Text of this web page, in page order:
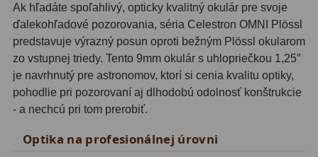
Hľadáčiky25
Binohlavy3
Kolimátory
Svietidlá5
Ak hľadáte spoľahlivý, opticky kvalitný okulár pre svoje
ďalekohľadové pozorovania, séria Celestron OMNI Plössl
predstavuje výrazný posun oproti bežným Plössl okularom
zo vstupnej triedy. Tento 9mm okulár s uhlopriečkou 1,25″
je navrhnutý pre astronomov, ktorí si cenia kvalitu optiky,
pohodlie pri pozorovaní aj dlhodobú odolnosť konštrukcie
- a nechcú pri tom prerobiť.
Optika na profesionálnej úrovni